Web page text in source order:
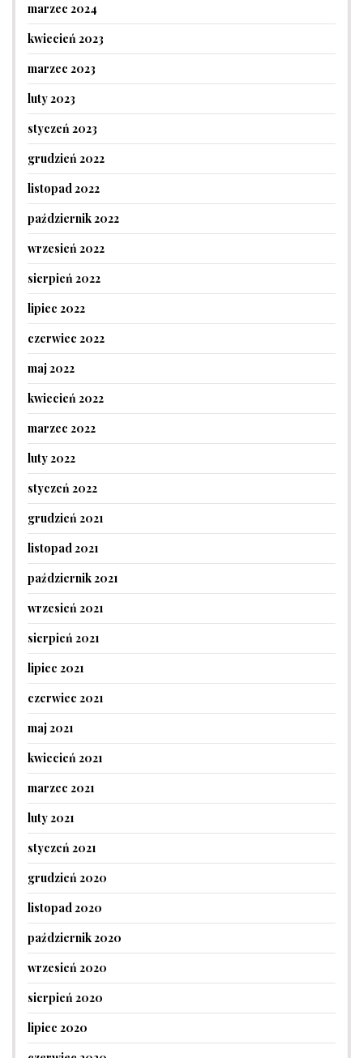
marzec 2024
kwiecień 2023
marzec 2023
luty 2023
styczeń 2023
grudzień 2022
listopad 2022
październik 2022
wrzesień 2022
sierpień 2022
lipiec 2022
czerwiec 2022
maj 2022
kwiecień 2022
marzec 2022
luty 2022
styczeń 2022
grudzień 2021
listopad 2021
październik 2021
wrzesień 2021
sierpień 2021
lipiec 2021
czerwiec 2021
maj 2021
kwiecień 2021
marzec 2021
luty 2021
styczeń 2021
grudzień 2020
listopad 2020
październik 2020
wrzesień 2020
sierpień 2020
lipiec 2020